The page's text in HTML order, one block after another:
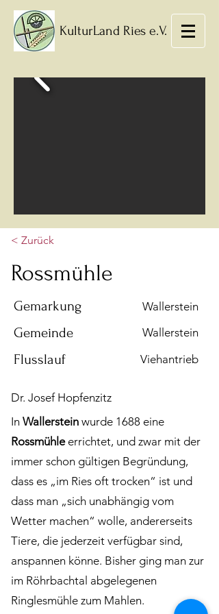
KulturLand Ries e.V.
< Zurück
Rossmühle
Wallerstein
Gemarkung
Wallerstein
Gemeinde
Viehantrieb
Flusslauf
Dr. Josef Hopfenzitz
In Wallerstein wurde 1688 eine
Rossmühleerrichtet, und zwar mit der
immer schon gültigen Begründung,
dass es „im Ries oft trocken“ ist und
dass man „sich unabhängig vom
Wetter machen“ wolle, andererseits
Tiere, die jederzeit verfügbar sind,
anspannen könne. Bisher ging man zur
im Röhrbachtal abgelegenen
Ringlesmühle zum Mahlen.